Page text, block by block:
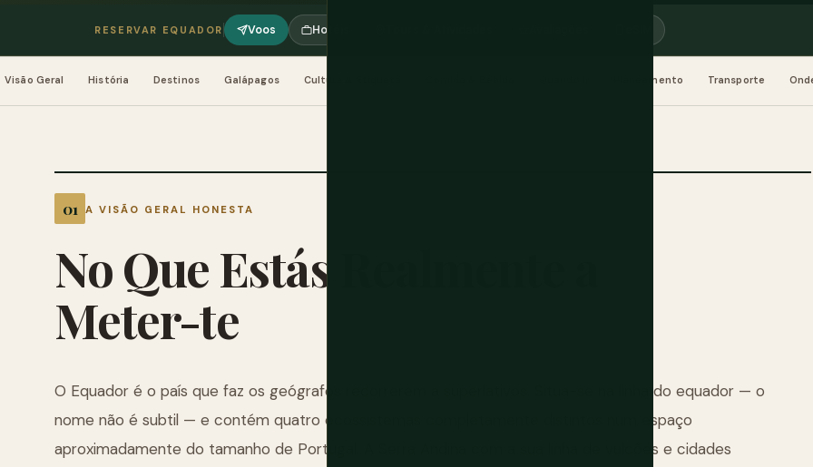
RESERVAR EQUADOR Voos Hotéis
Visão Geral História Destinos Galápagos Cultura & Etiqueta Planeamento Transporte
A VISÃO GERAL HONESTA
NoQueEstás
Meter-te
O Equador é o país que faz os geógrafos recorrerem a superlativos. Situa-se na linha do equador — o
nome não é subtil — e contém quatro ecossistemas completamente distintos num espaço
aproximadamente do tamanho de Portugal. A Serra Andina com a sua linha de vulcões e cidades